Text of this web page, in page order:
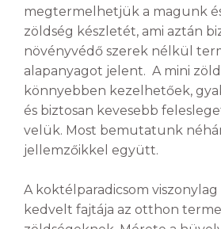
megtermelhetjük a magunk
zöldség készletét, ami aztán
növényvédő szerek nélkül
alapanyagot jelent. A mini
könnyebben kezelhetőek,
és biztosan kevesebb
velük. Most bemutatunk
jellemzőikkel együtt.
A koktélparadicsom
kedvelt fajtája az otthon